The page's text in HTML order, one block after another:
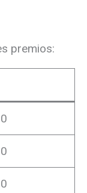
premios: